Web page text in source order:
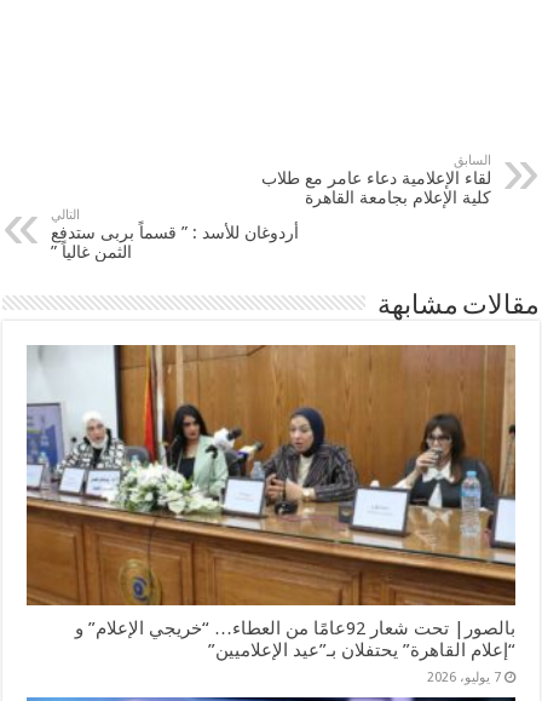
السابق
لقاء الإعلامية دعاء عامر مع طلاب
كلية الإعلام بجامعة القاهرة
التالي
أردوغان للأسد : ” قسماً بربى ستدفع
الثمن غالياً ”
مقالات مشابهة
بالصور| تحت شعار 92عامًا من العطاء… “خريجي الإعلام” و
“إعلام القاهرة” يحتفلان بـ”عيد الإعلاميين”
7 يوليو، 2026